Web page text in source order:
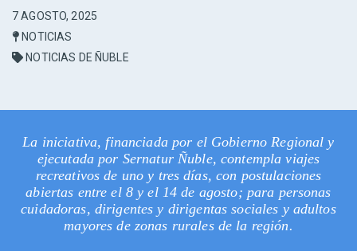
7 AGOSTO, 2025
NOTICIAS
NOTICIAS DE ÑUBLE
La iniciativa, financiada por el Gobierno Regional y
ejecutada por Sernatur Ñuble, contempla viajes
recreativos de uno y tres días, con postulaciones
abiertas entre el 8 y el 14 de agosto; para personas
cuidadoras, dirigentes y dirigentas sociales y adultos
mayores de zonas rurales de la región.